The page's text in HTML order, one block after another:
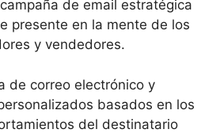
de email estratégica
presente en la mente de los
y vendedores.
de correo electrónico y
basados en los
del destinatario